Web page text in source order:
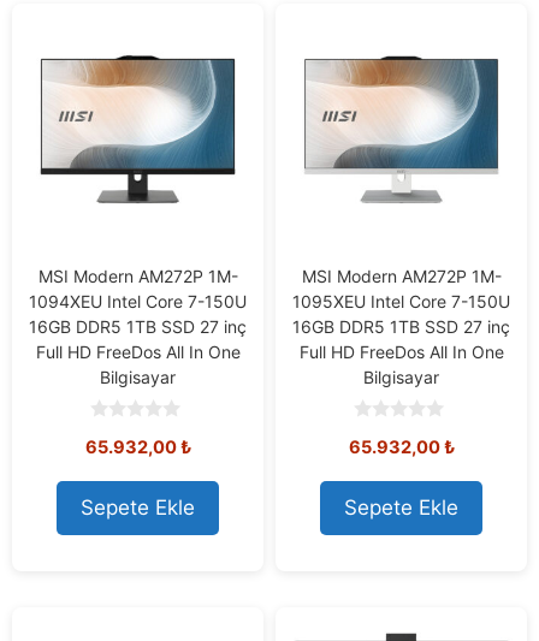
MSI Modern AM272P 1M-
1094XEU Intel Core 7-150U
16GB DDR5 1TB SSD 27 inç
Full HD FreeDos All In One
Bilgisayar
o
t
o
f
5
65.932,00₺
Sepete Ekle
MSI Modern AM272P 1M-
1095XEU Intel Core 7-150U
16GB DDR5 1TB SSD 27 inç
Full HD FreeDos All In One
Bilgisayar
o
t
o
f
5
65.932,00₺
Sepete Ekle